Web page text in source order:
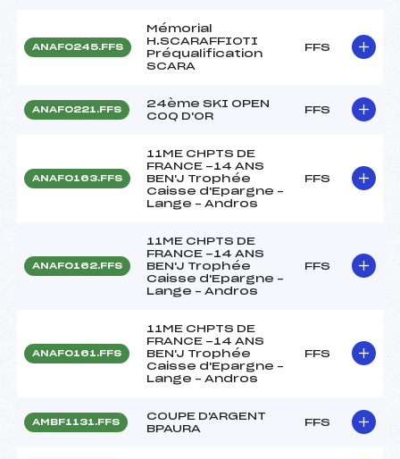
ANAF0245.FFS
Mémorial
H.SCARAFFIOTI
Préqualification
SCARA
FFS
ANAF0221.FFS
24ème SKI OPEN
COQ D'OR
FFS
ANAF0163.FFS
11ME CHPTS DE
FRANCE -14 ANS
BEN'J Trophée
Caisse d'Epargne –
Lange – Andros
FFS
ANAF0162.FFS
11ME CHPTS DE
FRANCE -14 ANS
BEN'J Trophée
Caisse d'Epargne –
Lange – Andros
FFS
ANAF0161.FFS
11ME CHPTS DE
FRANCE -14 ANS
BEN'J Trophée
Caisse d'Epargne –
Lange – Andros
FFS
AMBF1131.FFS
COUPE D'ARGENT
BPAURA
FFS